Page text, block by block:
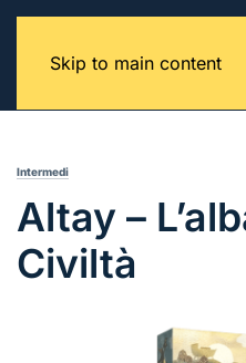
Skip to main content
Intermedi
Altay –
Civiltà